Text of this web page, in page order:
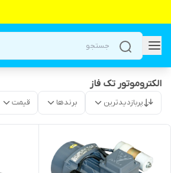
الکتروموتور تک فاز
پربازدیدترین برندها قیمت